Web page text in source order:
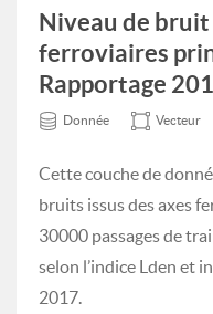
Niveau de bruit
ferroviaires
Rapportage
Donnée Vecteur
Cette couche de
bruits issus des axes
30000 passages de
selon l’indice Lden et
2017.